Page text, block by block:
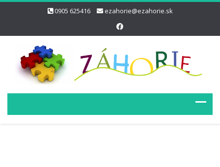
0905 625416 ezahorie@ezahorie.sk